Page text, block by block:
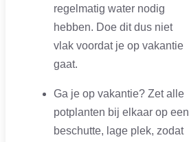
regelmatig water nodig
hebben. Doe dit dus niet
vlak voordat je op vakantie
gaat.
Ga je op vakantie? Zet alle
potplanten bij elkaar op een
beschutte, lage plek, zodat